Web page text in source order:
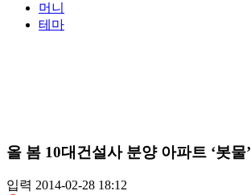
머니
테마
올 봄 10대건설사 분양 아파트 ‘봇물’
입력 2014-02-28 18:12